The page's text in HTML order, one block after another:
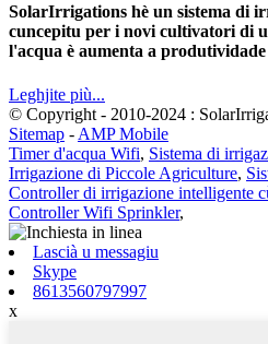
SolarIrrigations hè un sistema di
cuncepitu per i novi cultivatori di
l'acqua è aumenta a
Leghjite più...
© Copyright - 2010-2024 :
Sitemap - AMP Mobile
Timer d'acqua Wifi, Sistema di
Irrigazione di Piccole Agriculture,
Controller di irrigazione intelligente
Controller Wifi Sprinkler,
Lascià u messagiu
Skype
8613560797997
x